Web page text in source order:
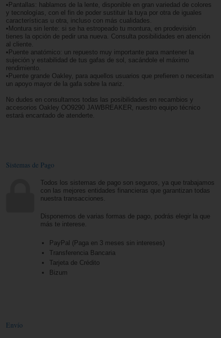
•Pantallas: hablamos de la lente, disponible en gran variedad de colores
y tecnologías, con el fin de poder sustituir la tuya por otra de iguales
características u otra, incluso con más cualidades.
•Montura sin lente: si se ha estropeado tu montura, en prodevisión
tienes la opción de pedir una nueva. Consulta posibilidades en atención
al cliente.
•Puente anatómico: un repuesto muy importante para mantener la
sujeción y estabilidad de tus gafas de sol, sacándole el máximo
rendimiento.
•Puente grande Oakley, para aquellos usuarios que prefieren o necesitan
un apoyo mayor de la gafa sobre la nariz.
No dudes en consultarnos todas las posibilidades en recambios y
accesorios Oakley OO9290 JAWBREAKER, nuestro equipo técnico
estará encantado de atenderte.
Sistemas de Pago
Todos los sistemas de pago son seguros, ya que trabajamos
con las mejores entidades financieras que garantizan todas
nuestra transacciones.
Disponemos de varias formas de pago, podrás elegir la que
más te interese.
PayPal (Paga en 3 meses sin intereses)
Transferencia Bancaria
Tarjeta de Crédito
Bizum
Envío